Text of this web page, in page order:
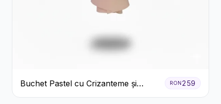
Buchet Pastel cu Crizanteme și
Garoafe
RON 259